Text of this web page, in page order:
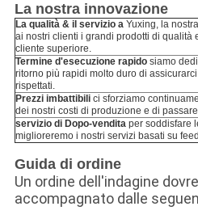
La nostra innovazione
La qualità & il servizio aYuxing, la
ai nostri clienti i grandi prodotti di qualità
cliente superiore.
Termine d'esecuzione rapidosiamo
ritorno più rapidi molto duro di
rispettati.
Prezzi imbattibilici sforziamo
dei nostri costi di produzione e di
servizio di Dopo-vendita per soddisfare
miglioreremo i nostri servizi basati su
Guida di ordine
Un ordine dell'indagine
accompagnato dalle